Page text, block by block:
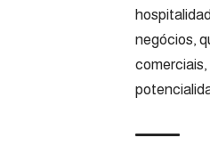
negócios,